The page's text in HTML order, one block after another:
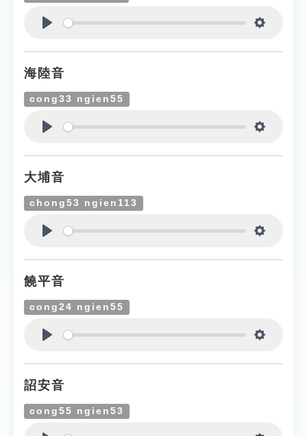
海陸音
cong33 ngien55
大埔音
chong53 ngien113
饒平音
cong24 ngien55
詔安音
cong55 ngien53